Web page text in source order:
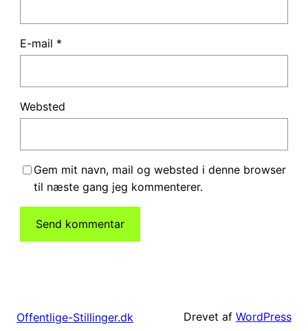
E-mail *
Websted
Gem mit navn, mail og websted i denne browser
til næste gang jeg kommenterer.
Offentlige-Stillinger.dk Drevet af WordPress